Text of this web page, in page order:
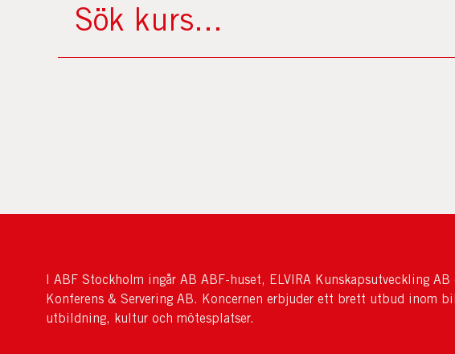
I ABF Stockholm ingår AB ABF-huset, ELVIRA Kunskapsutveckling AB
Konferens & Servering AB. Koncernen erbjuder ett brett utbud inom
utbildning, kultur och mötesplatser.